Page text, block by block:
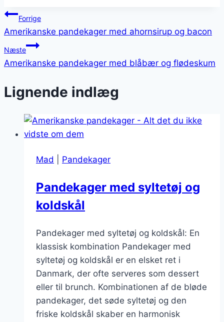
Indlægsnavigation
Forrige
Amerikanske pandekager med ahornsirup og bacon
Næste
Amerikanske pandekager med blåbær og flødeskum
Lignende indlæg
Mad Pandekager
Pandekager med syltetøj og
koldskål
Pandekager med syltetøj og koldskål: En
klassisk kombination Pandekager med
syltetøj og koldskål er en elsket ret i
Danmark, der ofte serveres som dessert
eller til brunch. Kombinationen af de bløde
pandekager, det søde syltetøj og den
friske koldskål skaber en harmonisk